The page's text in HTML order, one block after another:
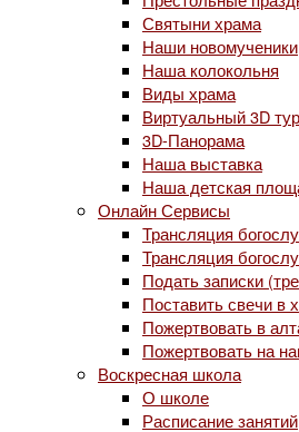
Святыни храма
Наши новомученики
Наша колокольня
Виды храма
Виртуальный 3D
3D-Панорама
Наша выставка
Наша детская
Онлайн Сервисы
Трансляция
Трансляция
Подать записки
Поставить свечи в
Пожертвовать в
Пожертвовать на
Воскресная школа
О школе
Расписание занятий